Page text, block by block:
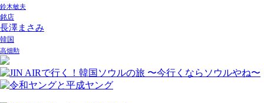
鈴木敏夫
銘店
長澤まさみ
韓国
高畑勲